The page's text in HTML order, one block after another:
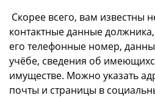
Скорее всего, вам известны
контактные данные
его телефонные номер,
учёбе, сведения об
имуществе. Можно указать
почты и страницы в